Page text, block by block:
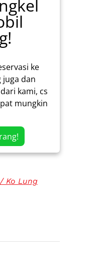
ke
juga dan
kami, cs
mungkin
Ko Lung